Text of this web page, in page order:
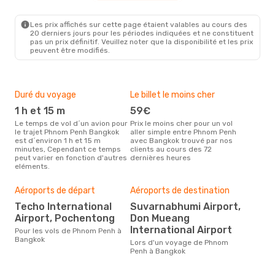
Les prix affichés sur cette page étaient valables au cours des
20 derniers jours pour les périodes indiquées et ne constituent
pas un prix définitif. Veuillez noter que la disponibilité et les prix
peuvent être modifiés.
Duré du voyage
1 h et 15 m
Le temps de vol d´un avion pour
le trajet Phnom Penh Bangkok
est d´environ 1 h et 15 m
minutes, Cependant ce temps
peut varier en fonction d'autres
eléments.
Le billet le moins cher
59€
Prix le moins cher pour un vol
aller simple entre Phnom Penh
avec Bangkok trouvé par nos
clients au cours des 72
dernières heures
Aéroports de départ
Techo International
Airport, Pochentong
Pour les vols de Phnom Penh à
Bangkok
Aéroports de destination
Suvarnabhumi Airport,
Don Mueang
International Airport
Lors d'un voyage de Phnom
Penh à Bangkok